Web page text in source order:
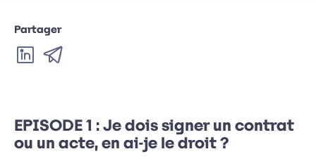
Partager
sur
EPISODE 1 : Je dois signer un contrat
ou un acte, en ai-je le droit ?